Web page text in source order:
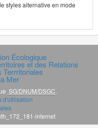
styles alternative en mode
Écologique
et des Relations
Mer
SG/DNUM/DSGC
d'utilisation
internet